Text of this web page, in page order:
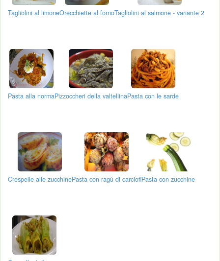
Tagliolini al limoneOrecchiette al fornoTagliolini al salmone - variante 2
Pasta alla normaPizzoccheri della valtellinaPasta con le sarde
Crespelle alle zucchinePasta con ragù di carciofiPasta con zucchine